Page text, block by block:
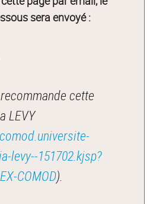
sera envoyé :
cette
LEVY
levy--151702.kjsp?
COMOD).